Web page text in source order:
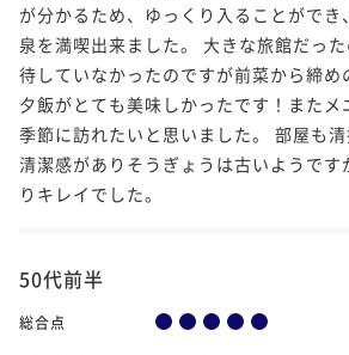
が分かるため、ゆっくり入ることができ
泉を満喫出来ました。 大きな旅館だっ
待していなかったのですが前菜から締め
夕飯がとても美味しかったです！またメ
季節に訪れたいと思いました。 部屋も
清潔感がありそうぎょうは古いようです
りキレイでした。
50代前半
総合点